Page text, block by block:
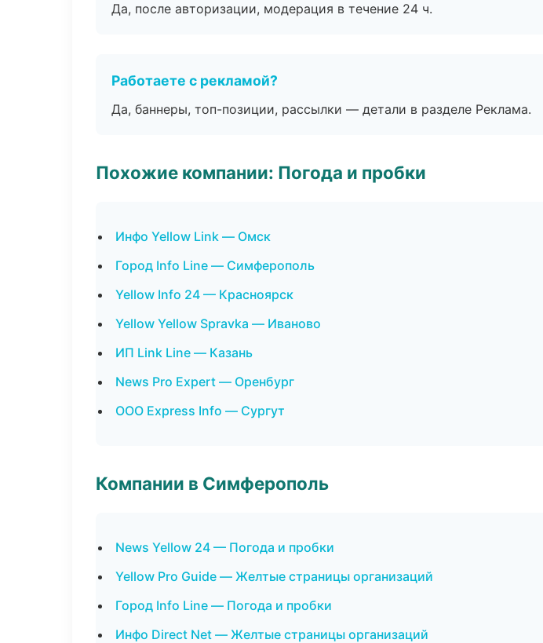
Да, после авторизации, модерация в течение 24 ч.
Работаете с рекламой?
Да, баннеры, топ-позиции, рассылки — детали в разделе Реклама.
Похожие компании: Погода и пробки
Инфо Yellow Link — Омск
Город Info Line — Симферополь
Yellow Info 24 — Красноярск
Yellow Yellow Spravka — Иваново
ИП Link Line — Казань
News Pro Expert — Оренбург
ООО Express Info — Сургут
Компании в Симферополь
News Yellow 24 — Погода и пробки
Yellow Pro Guide — Желтые страницы организаций
Город Info Line — Погода и пробки
Инфо Direct Net — Желтые страницы организаций